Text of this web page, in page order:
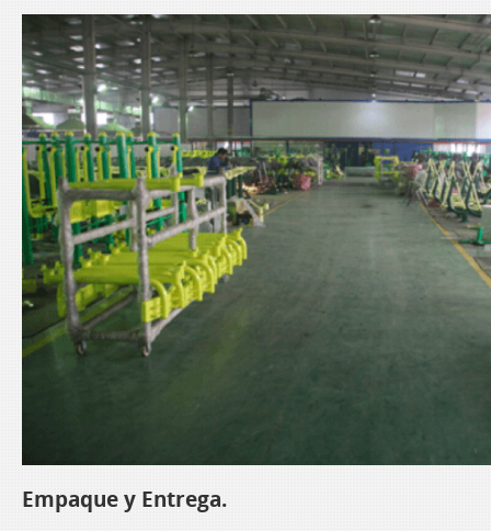
Empaque y Entrega.